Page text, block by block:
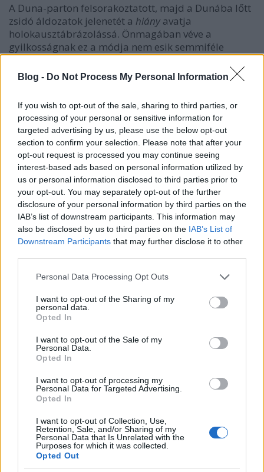
Blog - Do Not Process My Personal Information
If you wish to opt-out of the sale, sharing to third parties, or
processing of your personal or sensitive information for
targeted advertising by us, please use the below opt-out
section to confirm your selection. Please note that after your
opt-out request is processed you may continue seeing
interest-based ads based on personal information utilized by
us or personal information disclosed to third parties prior to
your opt-out. You may separately opt-out of the further
disclosure of your personal information by third parties on the
IAB’s list of downstream participants. This information may
also be disclosed by us to third parties on the IAB’s List of
Downstream Participants that may further disclose it to other
Please note that this website/app uses one or more Google
not limited to your visit or usage behaviour. You may click to
grant or deny consent to Google and its third-party tags to
use your data for below specified purposes in below Google
consent section.
Personal Data Processing Opt Outs
I want to opt-out of the Sharing of my
personal data.
Opted In
I want to opt-out of the Sale of my
Personal Data.
Opted In
I want to opt-out of processing my
Personal Data for Targeted Advertising.
Opted In
I want to opt-out of Collection, Use,
Retention, Sale, and/or Sharing of my
Personal Data that Is Unrelated with the
Purposes for which it was collected.
Opted Out
A Duna-parton felsorakoztatott, majd a Dunába lőtt
zsidó áldozatok jelenetét a hiány avatja
holokausztábrázolássá. Önmagában véve a
gyilkosságnak ez a módja nem esik semmiféle
„képtilalom” alá: számtalan háborús filmben
láthatunk akár jelzésszerűen, akár naturalista
módon kivitelezett ilyesfajta képsort. Máriássy
megoldás, a párhuzamos montázs segítségével csak
a lövések előzményét, a menet vonulását, majd
sorba állítását, aztán a következményét, a rakparton
levetett holmik között válogató és az ócskábbakat a
vízbe hajító nyilast, illetve a vízen úszó ruhákat és
cipőket mutatja. Mindazt, ami a kettő között történt,
a zsidók egymás utáni lemészárlását, nem láthatjuk.
Nem azért, mert golyó általi halálról van szó, hanem
azért, mert ez amagyar holokausztrésze, s mint
ilyen, közvetlenül ábrázolhatatlan. Ábrázolni csak az
ábrázolhatatlan következtében előálló hiányt, az élet
stílusban fogalmazza meg a ködös Duna-part és a
zavaros víz felszínén lassan tovaúszó emberi holmik
képével.
holokausztábrázolássá stilizálja a gyilkosság
képsorát. Érdemes mindennek a társadalmi
holokausztról van szó, amikor is magyar nyilasok
lőnek a Dunába magyar zsidókat. A felszabadulás
közvetlenebbül exponálja elsődleges politikai
jelentését. A Duna-parton kivégzettek között ott van
a főhős ostrom alatt megismert szerelme; azé a
főhősé, aki lógósként bujkál a fővárosban, s e